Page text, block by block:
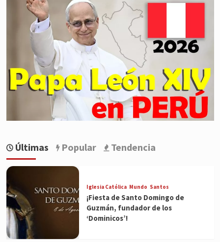
Últimas Popular Tendencia
Iglesia Católica Mundo Santos
¡Fiesta de Santo Domingo de
Guzmán, fundador de los
‘Dominicos’!